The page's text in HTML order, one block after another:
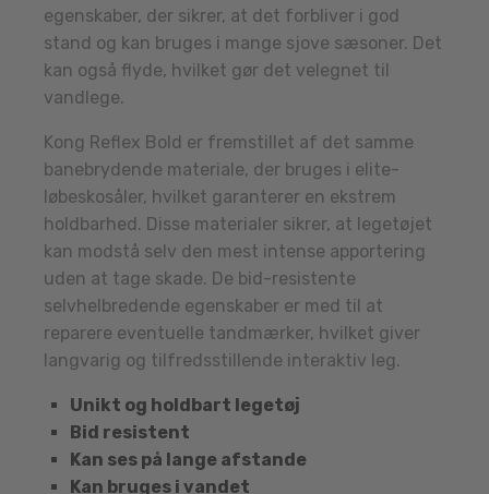
egenskaber, der sikrer, at det forbliver i god
stand og kan bruges i mange sjove sæsoner. Det
kan også flyde, hvilket gør det velegnet til
vandlege.
Kong Reflex Bold er fremstillet af det samme
banebrydende materiale, der bruges i elite-
løbeskosåler, hvilket garanterer en ekstrem
holdbarhed. Disse materialer sikrer, at legetøjet
kan modstå selv den mest intense apportering
uden at tage skade. De bid-resistente
selvhelbredende egenskaber er med til at
reparere eventuelle tandmærker, hvilket giver
langvarig og tilfredsstillende interaktiv leg.
Unikt og holdbart legetøj
Bid resistent
Kan ses på lange afstande
Kan bruges i vandet